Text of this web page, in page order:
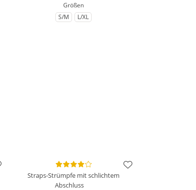
Größen
zu Größe
S/M zu Größe
L/XL
Straps-Strümpfe mit schlichtem
Abschluss